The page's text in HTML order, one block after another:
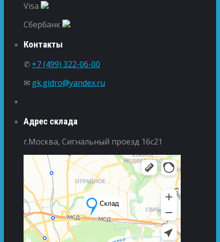
Visa
Сбербанк
Контакты
✆ +7 (499) 322-06-00
✉ gk.gidro@yandex.ru
Адрес склада
г.Москва, Сигнальный проезд 16с21